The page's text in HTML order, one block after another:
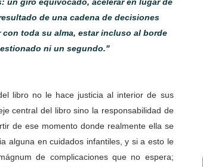
de una cadena de decisiones
toda su alma, estar incluso al borde
ni un segundo."
libro no le hace justicia al interior de sus
central del libro sino la responsabilidad de
de ese momento donde realmente ella se
alguna en cuidados infantiles, y si a esto le
de complicaciones que no espera;